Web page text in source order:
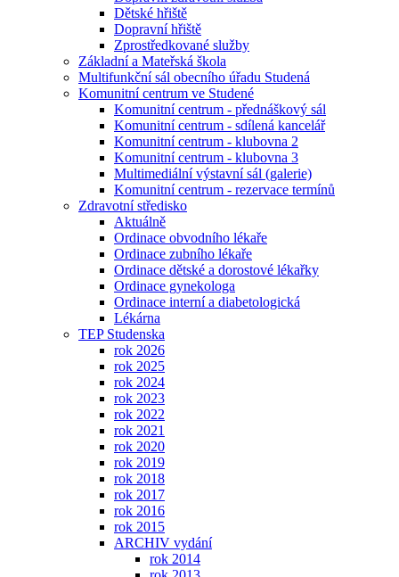
Dětské hřiště
Dopravní hřiště
Zprostředkované služby
Základní a Mateřská škola
Multifunkční sál obecního úřadu Studená
Komunitní centrum ve Studené
Komunitní centrum - přednáškový sál
Komunitní centrum - sdílená kancelář
Komunitní centrum - klubovna 2
Komunitní centrum - klubovna 3
Multimediální výstavní sál (galerie)
Komunitní centrum - rezervace termínů
Zdravotní středisko
Aktuálně
Ordinace obvodního lékaře
Ordinace zubního lékaře
Ordinace dětské a dorostové lékařky
Ordinace gynekologa
Ordinace interní a diabetologická
Lékárna
TEP Studenska
rok 2026
rok 2025
rok 2024
rok 2023
rok 2022
rok 2021
rok 2020
rok 2019
rok 2018
rok 2017
rok 2016
rok 2015
ARCHIV vydání
rok 2014